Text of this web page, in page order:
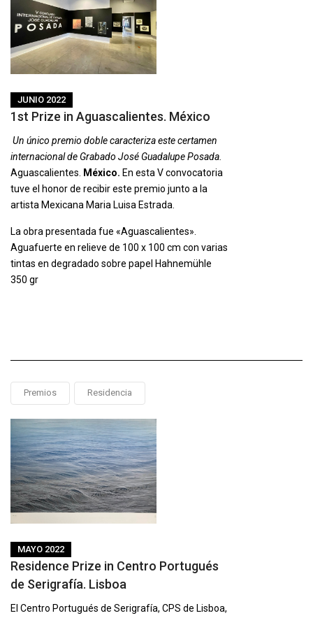
JUNIO 2022
1st Prize in Aguascalientes. México
Un único premio doble caracteriza este certamen
internacional de Grabado José Guadalupe Posada.
Aguascalientes.
México. En esta V convocatoria
tuve el honor de recibir este premio junto a la
artista Mexicana Maria Luisa Estrada.
La obra presentada fue «Aguascalientes».
Aguafuerte en relieve de 100 x 100 cm con varias
tintas en degradado sobre papel Hahnemühle
350 gr
Premios Residencia
MAYO 2022
Residence Prize in Centro Portugués
de Serigrafía. Lisboa
El Centro Portugués de Serigrafía, CPS de Lisboa,